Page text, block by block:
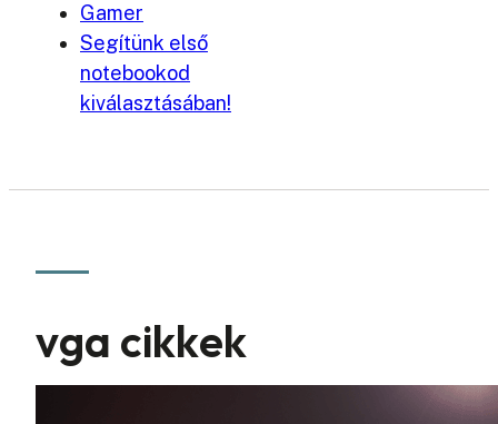
Gamer
Segítünk első
notebookod
kiválasztásában!
vga cikkek